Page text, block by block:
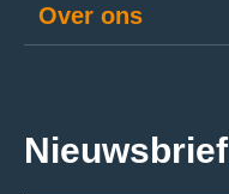
Over ons
Nieuwsbrief